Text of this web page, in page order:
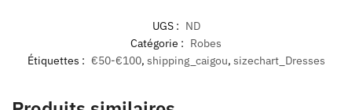
UGS : ND
Catégorie : Robes
Étiquettes : €50-€100, shipping_caigou, sizechart_Dresses